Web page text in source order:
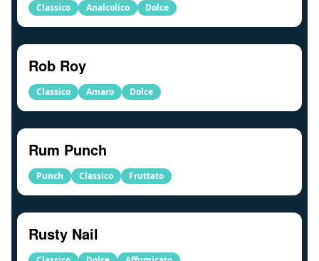
Classico Analcolico Dolce
Rob Roy
Classico Amaro Dolce
Rum Punch
Punch Classico Fruttato
Rusty Nail